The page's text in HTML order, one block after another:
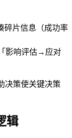
片信息（成功率
影响评估→应对
决策使关键决策
辑